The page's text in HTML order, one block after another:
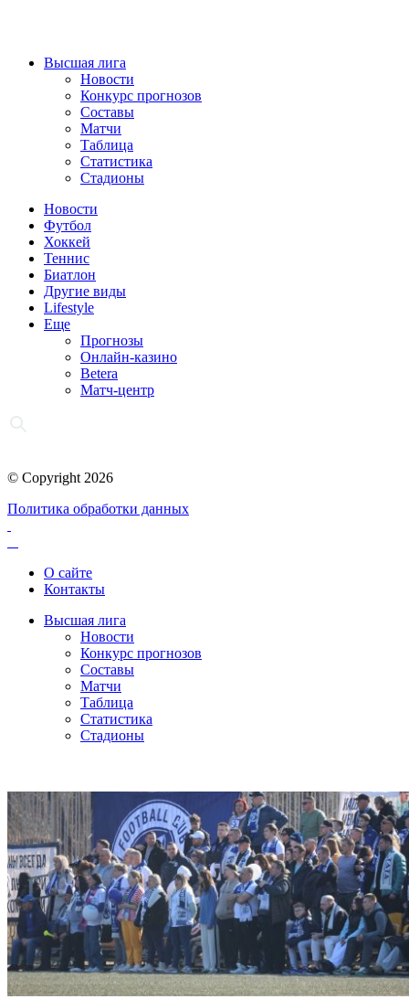
Высшая лига
Новости
Конкурс прогнозов
Составы
Матчи
Таблица
Статистика
Стадионы
Новости
Футбол
Хоккей
Теннис
Биатлон
Другие виды
Lifestyle
Еще
Прогнозы
Онлайн-казино
Betera
Матч-центр
© Copyright 2026
Политика обработки данных
О сайте
Контакты
Высшая лига
Новости
Конкурс прогнозов
Составы
Матчи
Таблица
Статистика
Стадионы